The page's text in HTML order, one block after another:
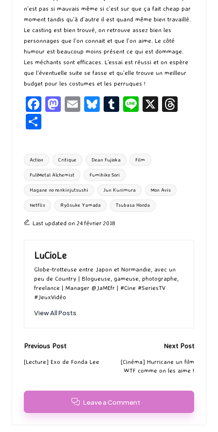
n’est pas si mauvais même si c’est sur que ça fait cheap par
moment tandis qu’à d’autre il est quand même bien travaillé.
Le casting est bien trouvé, on retrouve assez bien les
personnages que l’on connait et que l’on aime. Le côté
humour est beaucoup moins présent ce qui est dommage.
Les méchants sont efficaces. L’essai est réussi et on espère
que l’éventuelle suite se fasse et qu’elle trouve un meilleur
budget pour les costumes et les perruques !
Fa
o
o
k
M
d
o
n
E
l
Bl
ky
T
bl
r
Li X
ta
g
er
Tags:
Action Critique Dean Fujioka Film
FullMetal Alchemist Fumihiko Sori
Hagane no renkinjutsushi Jun Kunimura Mon Avis
Netflix Ryôsuke Yamada Tsubasa Honda
Last updated on 24 février 2018
LuCioLe
Globe-trotteuse entre Japon et Normandie, avec un
peu de Country | Blogueuse, gameuse, photographe,
freelance | Manager @JaMEfr | #Cine #SeriesTV
#JeuxVidéo
View All Posts
Post
navigation
Previous Post
[Lecture] Exo de Fonda Lee
Next Post
[Cinéma] Hurricane un film
WTF comme on les aime !
Leave a Comment